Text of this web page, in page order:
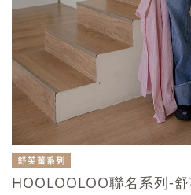
HOOLOOLOO聯名系列-